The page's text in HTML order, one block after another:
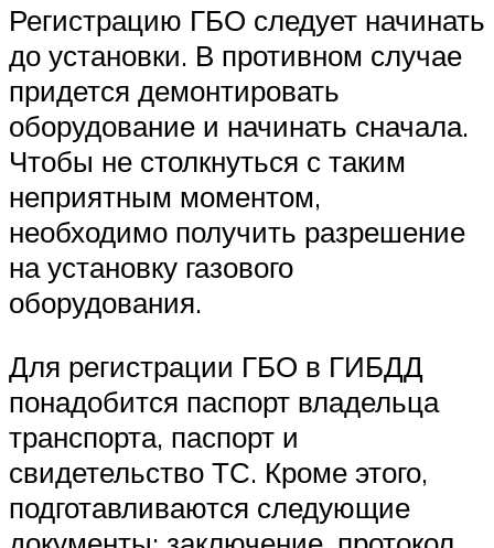
Регистрацию ГБО следует начинать
до установки. В противном случае
придется демонтировать
оборудование и начинать сначала.
Чтобы не столкнуться с таким
неприятным моментом,
необходимо получить разрешение
на установку газового
оборудования.
Для регистрации ГБО в ГИБДД
понадобится паспорт владельца
транспорта, паспорт и
свидетельство ТС. Кроме этого,
подготавливаются следующие